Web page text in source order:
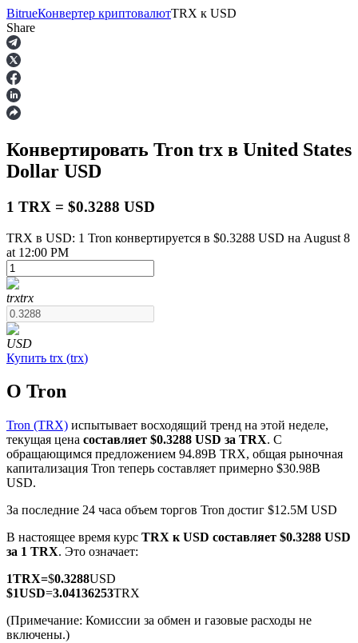
Фьючерсы
USDT-фьючерсы
Фьючерсы на COIN-M
TradFi
Деривативы на акции, форекс, драгоценные металлы и
сырьевые товары
BitrueКонвертер криптовалютTRX к USD
Share
Конвертировать Tron trx в United States
Dollar USD
1 TRX = $0.3288 USD
TRX в USD: 1 Tron конвертируется в $0.3288 USD на August 8
at 12:00 PM
trxtrx
USD
Купить trx (trx)
О Tron
Tron (TRX) испытывает восходящий тренд на этой неделе,
текущая цена составляет $0.3288 USD за TRX. С
обращающимся предложением 94.89B TRX, общая рыночная
капитализация Tron теперь составляет примерно $30.98B
USD.
За последние 24 часа объем торгов Tron достиг $12.5M USD
В настоящее время курс TRX к USD составляет $0.3288 USD
за 1 TRX. Это означает:
1TRX=$0.3288USD
$1USD=3.04136253TRX
(Примечание: Комиссии за обмен и газовые расходы не
включены.)